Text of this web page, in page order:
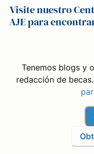
Visite nuestro
AJE para
Tenemos blogs y
redacción de